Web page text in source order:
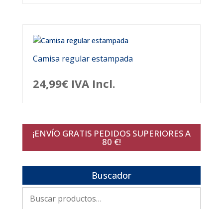
Camisa regular estampada
24,99€ IVA Incl.
¡ENVÍO GRATIS PEDIDOS SUPERIORES A
80 €!
Buscador
por: